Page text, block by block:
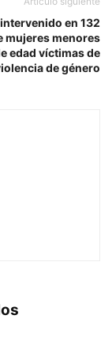
en 132
mujeres menores
edad víctimas de
de género